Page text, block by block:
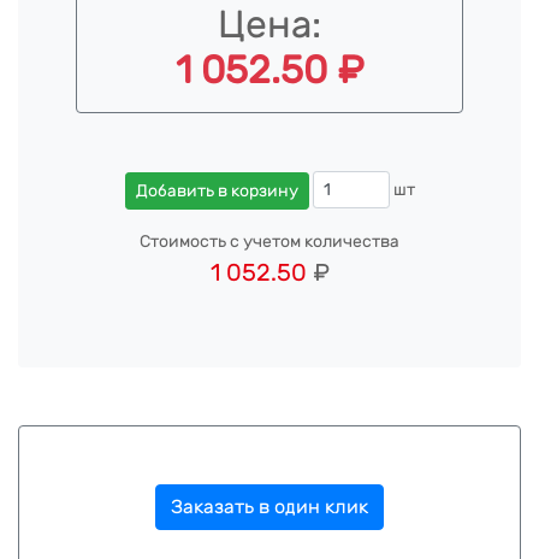
Цена:
1 052.50 ₽
Добавить в корзину шт
Стоимость с учетом количества
1 052.50 ₽
Заказать в один клик